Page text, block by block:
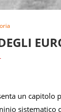
un capitolo